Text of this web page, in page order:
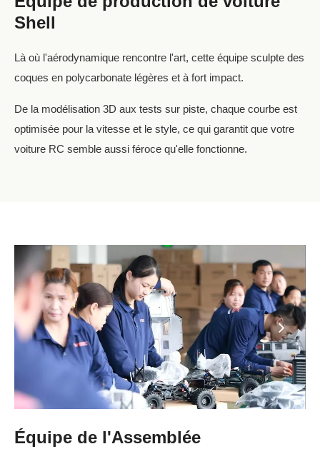
Shell
Là où l'aérodynamique rencontre l'art, cette équipe sculpte des
coques en polycarbonate légères et à fort impact.
De la modélisation 3D aux tests sur piste, chaque courbe est
optimisée pour la vitesse et le style, ce qui garantit que votre
voiture RC semble aussi féroce qu'elle fonctionne.
Équipe de l'Assemblée